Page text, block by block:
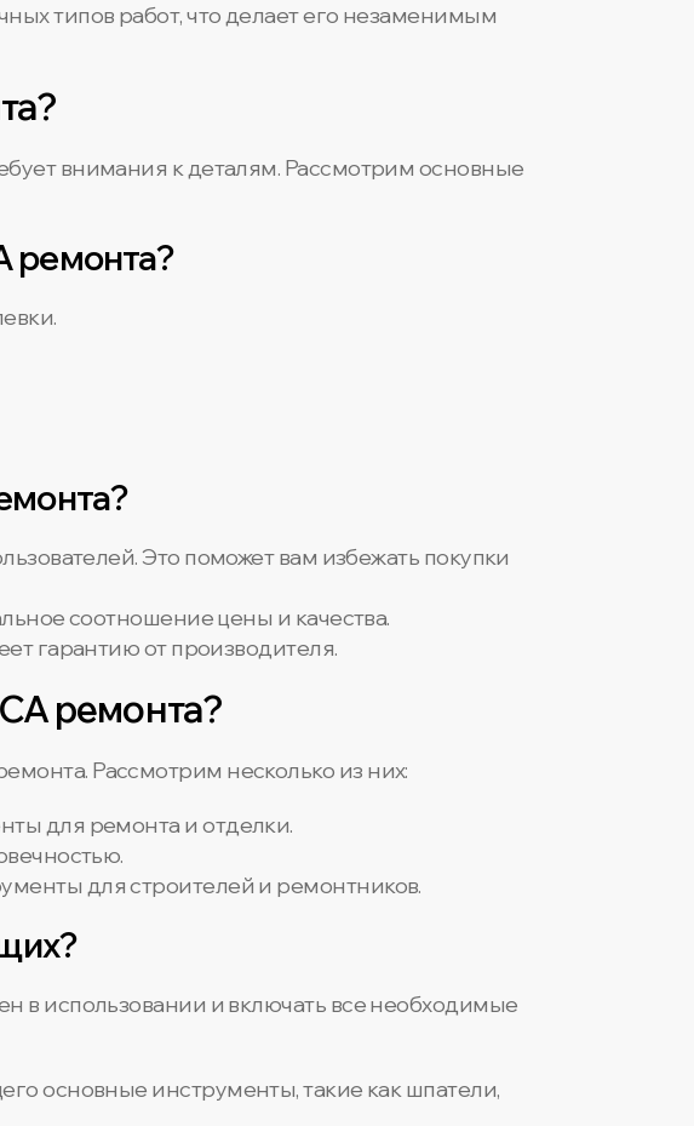
типов работ, что делает его незаменимым
внимания к деталям. Рассмотрим основные
ремонта?
Это поможет вам избежать покупки
соотношение цены и качества.
гарантию от производителя.
ремонта?
Рассмотрим несколько из них:
для ремонта и отделки.
для строителей и ремонтников.
в использовании и включать все необходимые
основные инструменты, такие как шпатели,